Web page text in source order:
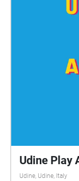
Udine Play
Udine, Udine, Italy